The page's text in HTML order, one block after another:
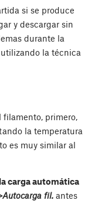
si se produce
y descargar sin
durante la
la técnica
primero,
la temperatura
es muy similar al
carga automática
fil. antes